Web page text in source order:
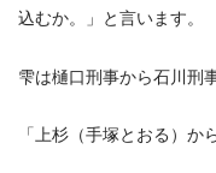
込むか。」と言います。
雫は樋口刑事から石川刑
「上杉（手塚とおる）か